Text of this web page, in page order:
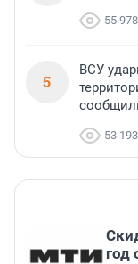
55 978
5
ВСУ
53 193
год